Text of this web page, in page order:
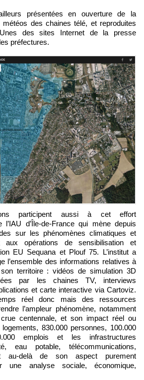
présentées en ouverture de la
météos des chaines télé, et reproduites
des sites Internet de la presse
préfectures.
l’IAU d’Île-de-France qui mène depuis
sur les phénomènes climatiques et
aux opérations de sensibilisation et
EU Sequana et Plouf 75. L’institut a
l’ensemble des informations relatives à
son territoire : vidéos de simulation 3D
par les chaines TV, interviews
et carte interactive via Cartoviz.
réel donc mais des ressources
l’ampleur phénomène, notamment
crue centennale, et son impact réel ou
830.000 personnes, 100.000
emplois et les infrastructures
eau potable, télécommunications,
au-delà de son aspect purement
une analyse sociale, économique,